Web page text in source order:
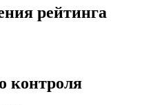
рейтинга
контроля